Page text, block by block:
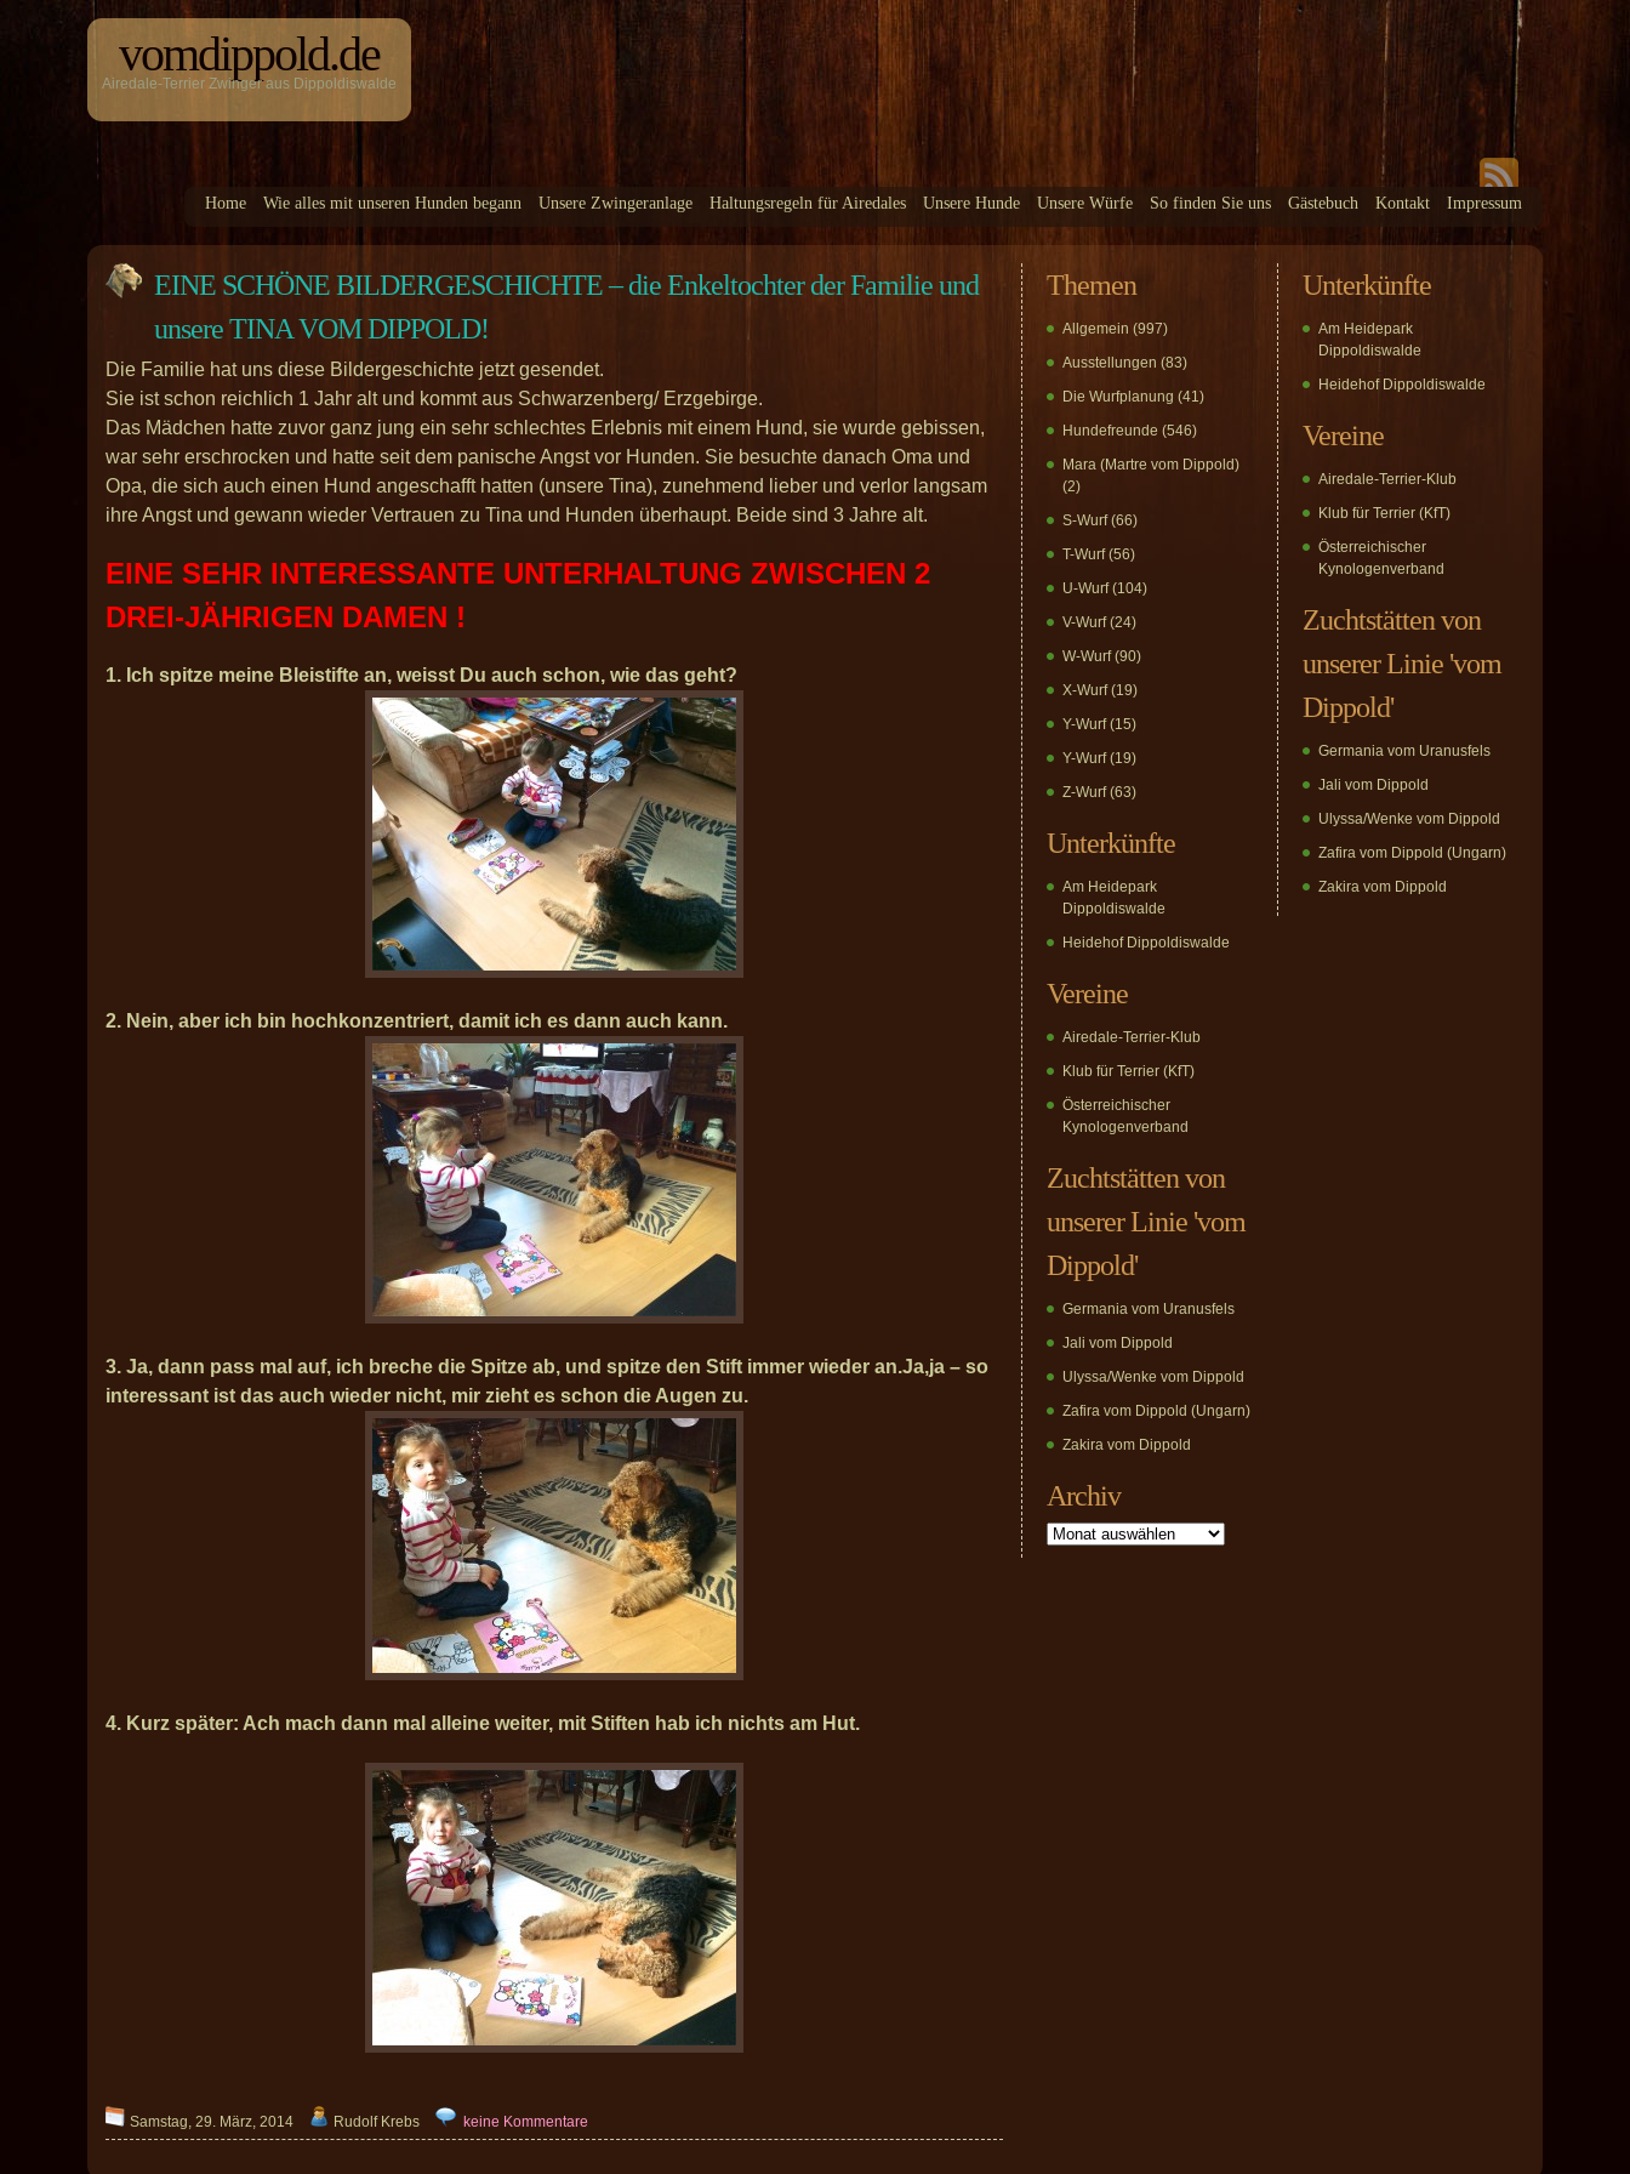
vomdippold.de
Airedale-Terrier Zwinger aus Dippoldiswalde
Home Wie alles mit unseren Hunden begann Unsere Zwingeranlage Haltungsregeln für Airedales Unsere Hunde Unsere Würfe So finden Sie uns Gästebuch Kontakt Impressum
EINE SCHÖNE BILDERGESCHICHTE – die Enkeltochter der Familie und
unsere TINA VOM DIPPOLD!
Die Familie hat uns diese Bildergeschichte jetzt gesendet.
Sie ist schon reichlich 1 Jahr alt und kommt aus Schwarzenberg/ Erzgebirge.
Das Mädchen hatte zuvor ganz jung ein sehr schlechtes Erlebnis mit einem Hund, sie wurde gebissen,
war sehr erschrocken und hatte seit dem panische Angst vor Hunden. Sie besuchte danach Oma und
Opa, die sich auch einen Hund angeschafft hatten (unsere Tina), zunehmend lieber und verlor langsam
ihre Angst und gewann wieder Vertrauen zu Tina und Hunden überhaupt. Beide sind 3 Jahre alt.
EINE SEHR INTERESSANTE UNTERHALTUNG ZWISCHEN 2
DREI-JÄHRIGEN DAMEN !
1. Ich spitze meine Bleistifte an, weisst Du auch schon, wie das geht?
2. Nein, aber ich bin hochkonzentriert, damit ich es dann auch kann.
3. Ja, dann pass mal auf, ich breche die Spitze ab, und spitze den Stift immer wieder an.Ja,ja – so
interessant ist das auch wieder nicht, mir zieht es schon die Augen zu.
4. Kurz später: Ach mach dann mal alleine weiter, mit Stiften hab ich nichts am Hut.
Samstag, 29. März, 2014 Rudolf Krebs keine Kommentare
Themen
Allgemein (997)
Ausstellungen (83)
Die Wurfplanung (41)
Hundefreunde (546)
Mara (Martre vom Dippold)
(2)
S-Wurf(66)
T-Wurf(56)
U-Wurf(104)
V-Wurf(24)
W-Wurf(90)
X-Wurf(19)
Y-Wurf(15)
Y-Wurf(19)
Z-Wurf(63)
Unterkünfte
Am Heidepark
Dippoldiswalde
Heidehof Dippoldiswalde
Vereine
Airedale-Terrier-Klub
Klub für Terrier (KfT)
Österreichischer
Kynologenverband
Zuchtstätten von
unserer Linie 'vom
Dippold'
Germania vom Uranusfels
Jali vom Dippold
Ulyssa/Wenke vom Dippold
Zafira vom Dippold (Ungarn)
Zakira vom Dippold
Archiv
Archiv
Unterkünfte
Am Heidepark
Dippoldiswalde
Heidehof Dippoldiswalde
Vereine
Airedale-Terrier-Klub
Klub für Terrier (KfT)
Österreichischer
Kynologenverband
Zuchtstätten von
unserer Linie 'vom
Dippold'
Germania vom Uranusfels
Jali vom Dippold
Ulyssa/Wenke vom Dippold
Zafira vom Dippold (Ungarn)
Zakira vom Dippold